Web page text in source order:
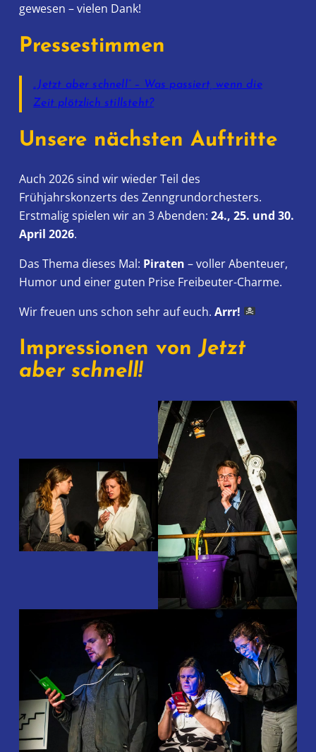
gewesen – vielen Dank!
Pressestimmen
„Jetzt aber schnell“ – Was passiert, wenn die
Zeit plötzlich stillsteht?
Unsere nächsten Auftritte
Auch 2026 sind wir wieder Teil des
Frühjahrskonzerts des Zenngrundorchesters.
Erstmalig spielen wir an 3 Abenden:24., 25. und 30.
April 2026.
Das Thema dieses Mal: Piraten – voller Abenteuer,
Humor und einer guten Prise Freibeuter-Charme.
Wir freuen uns schon sehr auf euch.Arrr!
Impressionen vonJetzt
aber schnell!